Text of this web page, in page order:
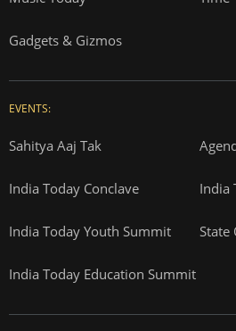
Gadgets & Gizmos
EVENTS:
Sahitya Aaj Tak
India Today Conclave India
India Today Youth Summit State
India Today Education Summit